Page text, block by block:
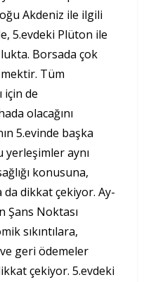
Akdeniz ile ilgili
5.evdeki Plüton ile
Borsada çok
Tüm
için de
olacağını
5.evinde başka
yerleşimler aynı
konusuna,
dikkat çekiyor. Ay-
Şans Noktası
sıkıntılara,
geri ödemeler
çekiyor. 5.evdeki